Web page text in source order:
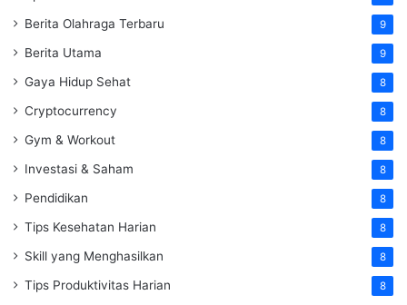
Berita Olahraga Terbaru 9
Berita Utama 9
Gaya Hidup Sehat 8
Cryptocurrency 8
Gym & Workout 8
Investasi & Saham 8
Pendidikan 8
Tips Kesehatan Harian 8
Skill yang Menghasilkan 8
Tips Produktivitas Harian 8